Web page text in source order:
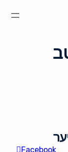
Facebook